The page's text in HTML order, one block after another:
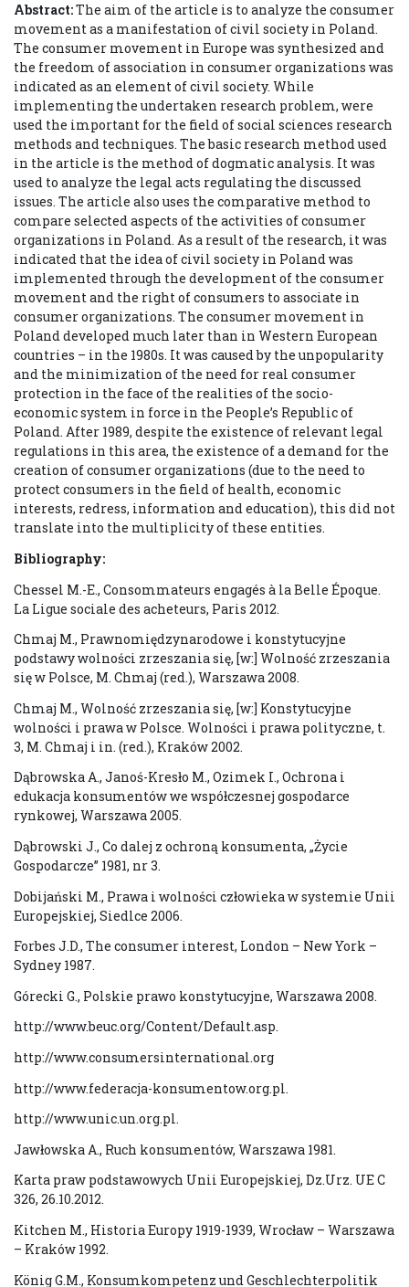
Abstract:The aim of the article is to analyze the consumer
movement as a manifestation of civil society in Poland.
The consumer movement in Europe was synthesized and
the freedom of association in consumer organizations was
indicated as an element of civil society. While
implementing the undertaken research problem, were
used the important for the field of social sciences research
methods and techniques. The basic research method used
in the article is the method of dogmatic analysis. It was
used to analyze the legal acts regulating the discussed
issues. The article also uses the comparative method to
compare selected aspects of the activities of consumer
organizations in Poland. As a result of the research, it was
indicated that the idea of civil society in Poland was
implemented through the development of the consumer
movement and the right of consumers to associate in
consumer organizations. The consumer movement in
Poland developed much later than in Western European
countries – in the 1980s. It was caused by the unpopularity
and the minimization of the need for real consumer
protection in the face of the realities of the socio-
economic system in force in the People’s Republic of
Poland. After 1989, despite the existence of relevant legal
regulations in this area, the existence of a demand for the
creation of consumer organizations (due to the need to
protect consumers in the field of health, economic
interests, redress, information and education), this did not
translate into the multiplicity of these entities.
Bibliography:
Chessel M.-E., Consommateurs engagés à la Belle Époque.
La Ligue sociale des acheteurs, Paris 2012.
Chmaj M., Prawnomiędzynarodowe i konstytucyjne
podstawy wolności zrzeszania się, [w:] Wolność zrzeszania
się w Polsce, M. Chmaj (red.), Warszawa 2008.
Chmaj M., Wolność zrzeszania się, [w:] Konstytucyjne
wolności i prawa w Polsce. Wolności i prawa polityczne, t.
3, M. Chmaj i in. (red.), Kraków 2002.
Dąbrowska A., Janoś-Kresło M., Ozimek I., Ochrona i
edukacja konsumentów we współczesnej gospodarce
rynkowej, Warszawa 2005.
Dąbrowski J., Co dalej z ochroną konsumenta, „Życie
Gospodarcze” 1981, nr 3.
Dobijański M., Prawa i wolności człowieka w systemie Unii
Europejskiej, Siedlce 2006.
Forbes J.D., The consumer interest, London – New York –
Sydney 1987.
Górecki G., Polskie prawo konstytucyjne, Warszawa 2008.
http://www.beuc.org/Content/Default.asp.
http://www.consumersinternational.org
http://www.federacja-konsumentow.org.pl.
http://www.unic.un.org.pl.
Jawłowska A., Ruch konsumentów, Warszawa 1981.
Karta praw podstawowych Unii Europejskiej, Dz.Urz. UE C
326, 26.10.2012.
Kitchen M., Historia Europy 1919-1939, Wrocław – Warszawa
– Kraków 1992.
König G.M., Konsumkompetenz und Geschlechterpolitik